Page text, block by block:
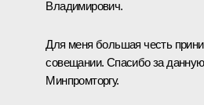
Владимирович.
Для меня большая честь
совещании. Спасибо за
Минпромторгу.